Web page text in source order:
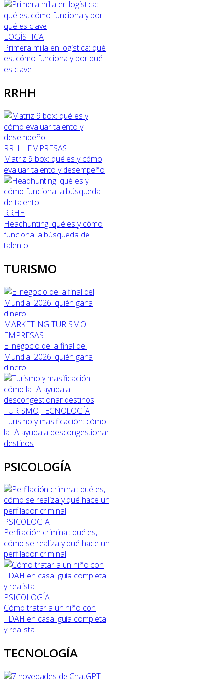
LOGÍSTICA
Primera milla en logística: qué
es, cómo funciona y por qué
es clave
RRHH
RRHH EMPRESAS
Matriz 9 box: qué es y cómo
evaluar talento y desempeño
RRHH
Headhunting: qué es y cómo
funciona la búsqueda de
talento
TURISMO
MARKETING TURISMO
EMPRESAS
El negocio de la final del
Mundial 2026: quién gana
dinero
TURISMO TECNOLOGÍA
Turismo y masificación: cómo
la IA ayuda a descongestionar
destinos
PSICOLOGÍA
PSICOLOGÍA
Perfilación criminal: qué es,
cómo se realiza y qué hace un
perfilador criminal
PSICOLOGÍA
Cómo tratar a un niño con
TDAH en casa: guía completa
y realista
TECNOLOGÍA